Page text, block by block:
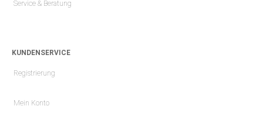
Service & Beratung
KUNDENSERVICE
Registrierung
Mein Konto